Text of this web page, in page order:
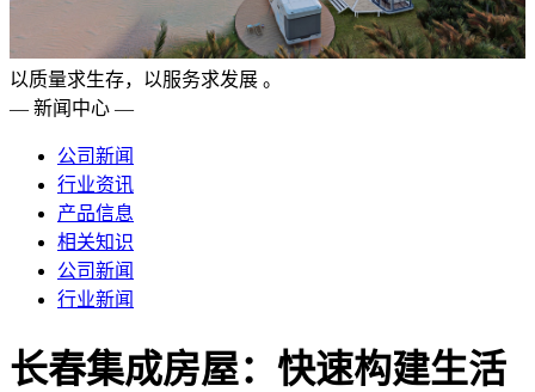
以质量求生存，以服务求发展 。
— 新闻中心 —
公司新闻
行业资讯
产品信息
相关知识
公司新闻
行业新闻
长春集成房屋：快速构建生活